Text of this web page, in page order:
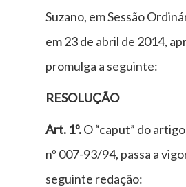
Suzano, em Sessão
em 23 de abril de 2014,
promulga a seguinte:
RESOLUÇÃO
Art. 1º.O “caput” do
nº 007-93/94, passa a
seguinte redação: